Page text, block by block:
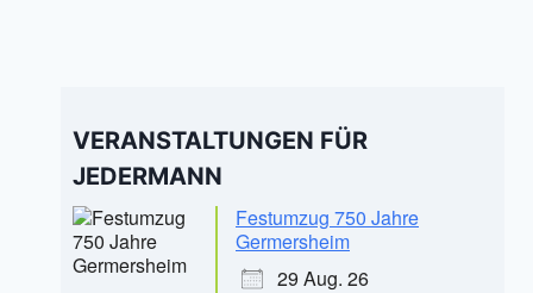
VERANSTALTUNGEN FÜR
JEDERMANN
Festumzug 750 Jahre
Germersheim
29 Aug. 26